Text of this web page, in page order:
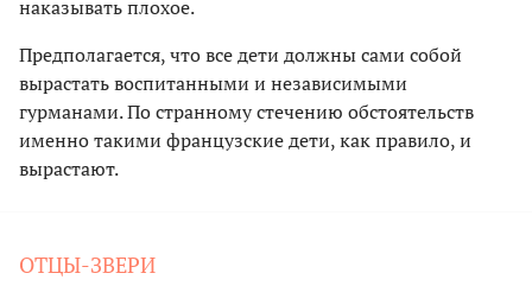
наказывать плохое.
Предполагается, что все дети должны сами собой
вырастать воспитанными и независимыми
гурманами. По странному стечению обстоятельств
именно такими французские дети, как правило, и
вырастают.
ОТЦЫ-ЗВЕРИ